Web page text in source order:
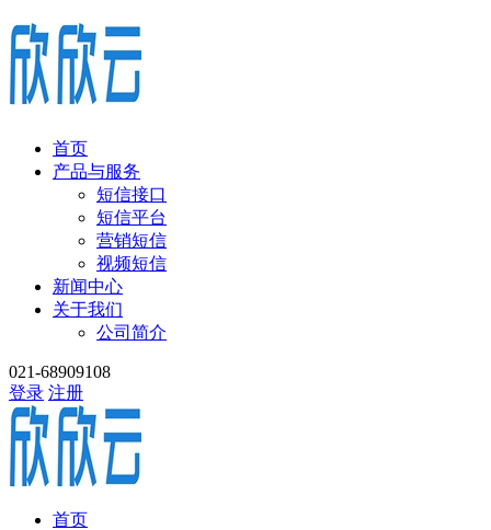
首页
产品与服务
短信接口
短信平台
营销短信
视频短信
新闻中心
关于我们
公司简介
021-68909108
登录 注册
首页